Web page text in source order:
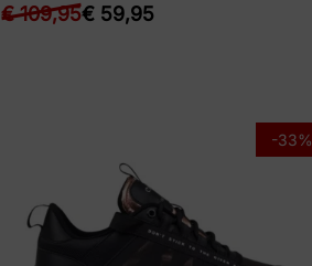
€109,95€59,95
-33%